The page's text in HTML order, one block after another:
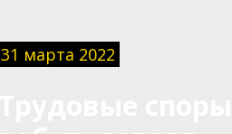
31 марта 2022